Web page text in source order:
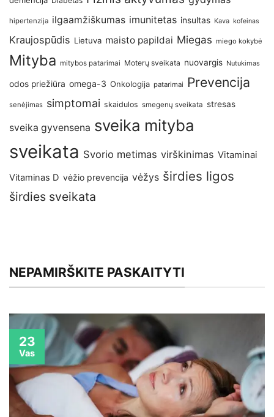
hipertenzija ilgaamžiškumas imunitetas insultas Kava kofeinas
Kraujospūdis Lietuva maisto papildai Miegas miego kokybė
Mityba mitybos patarimai Moterų sveikata nuovargis Nutukimas
odos priežiūra omega-3 Onkologija patarimai Prevencija
senėjimas simptomai skaidulos smegenų sveikata stresas
sveika gyvensena sveika mityba
sveikata Svorio metimas virškinimas Vitaminai
Vitaminas D vėžio prevencija vėžys širdies ligos
širdies sveikata
NEPAMIRŠKITE PASKAITYTI
23
Vas